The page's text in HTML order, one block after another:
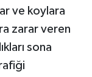
ve koylara
zarar veren
sona